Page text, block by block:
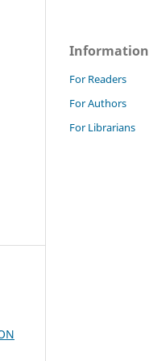
Information
For Readers
For Authors
For Librarians